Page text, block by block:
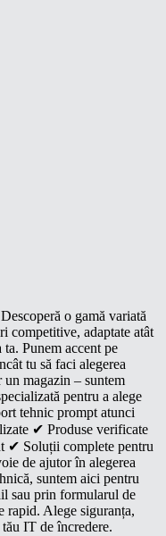
o gamă variată
competitive, adaptate atât
Punem accent pe
tu să faci alegerea
magazin – suntem
pentru a alege
tehnic prompt atunci
✔ Produse verificate
✔ Soluții complete pentru
de ajutor în alegerea
suntem aici pentru
sau prin formularul de
rapid. Alege siguranța,
IT de încredere.